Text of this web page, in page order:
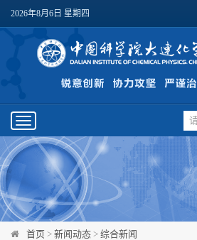
2026年8月6日 星期四
Toggle
navigation
首页 > 新闻动态 > 综合新闻